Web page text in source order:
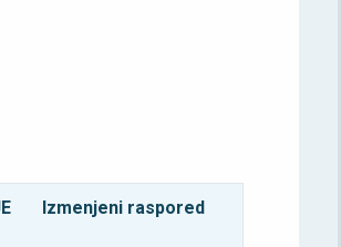
Izmenjeni raspored